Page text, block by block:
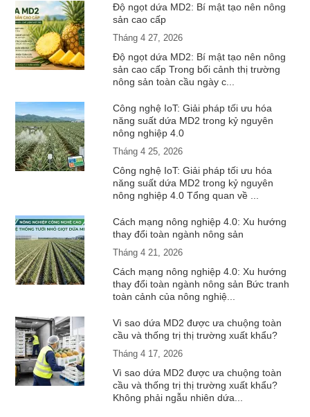
Độ ngọt dứa MD2: Bí mật tạo nên nông
sản cao cấp
Tháng 4 27, 2026
Độ ngọt dứa MD2: Bí mật tạo nên nông
sản cao cấp Trong bối cảnh thị trường
nông sản toàn cầu ngày c...
Công nghệ IoT: Giải pháp tối ưu hóa
năng suất dứa MD2 trong kỷ nguyên
nông nghiệp 4.0
Tháng 4 25, 2026
Công nghệ IoT: Giải pháp tối ưu hóa
năng suất dứa MD2 trong kỷ nguyên
nông nghiệp 4.0 Tổng quan về ...
Cách mạng nông nghiệp 4.0: Xu hướng
thay đổi toàn ngành nông sản
Tháng 4 21, 2026
Cách mạng nông nghiệp 4.0: Xu hướng
thay đổi toàn ngành nông sản Bức tranh
toàn cảnh của nông nghiệ...
Vì sao dứa MD2 được ưa chuộng toàn
cầu và thống trị thị trường xuất khẩu?
Tháng 4 17, 2026
Vì sao dứa MD2 được ưa chuộng toàn
cầu và thống trị thị trường xuất khẩu?
Không phải ngẫu nhiên dứa...